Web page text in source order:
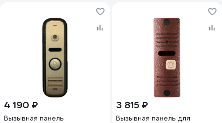
бронза антик 10-0000610
4 190 ₽
Вызывная панель
3 815 ₽
Вызывная панель для